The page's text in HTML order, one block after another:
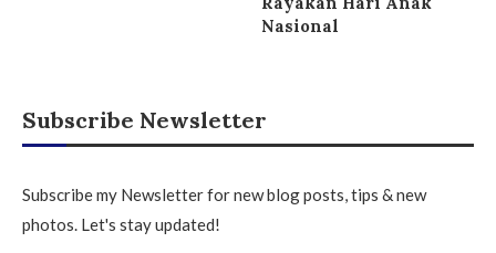
Nasional
Subscribe Newsletter
Subscribe my Newsletter for new blog posts, tips & new
photos. Let's stay updated!